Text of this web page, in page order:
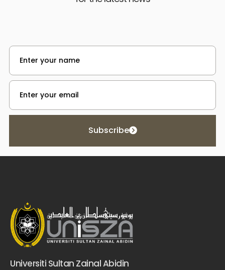
Subscribe
Universiti Sultan Zainal Abidin